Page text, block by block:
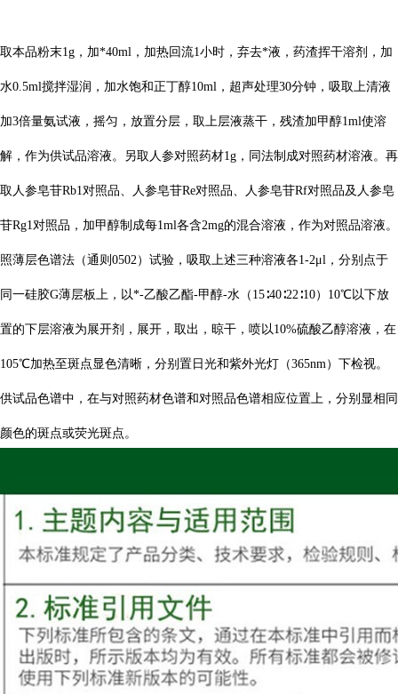
取本品粉末1g，加*40ml，加热回流1小时，弃去*液，药渣挥干溶剂，加
水0.5ml搅拌湿润，加水饱和正丁醇10ml，超声处理30分钟，吸取上清液
加3倍量氨试液，摇匀，放置分层，取上层液蒸干，残渣加甲醇1ml使溶
解，作为供试品溶液。另取人参对照药材1g，同法制成对照药材溶液。再
取人参皂苷Rb1对照品、人参皂苷Re对照品、人参皂苷Rf对照品及人参皂
苷Rg1对照品，加甲醇制成每1ml各含2mg的混合溶液，作为对照品溶液。
照薄层色谱法（通则0502）试验，吸取上述三种溶液各1-2μl，分别点于
同一硅胶G薄层板上，以*-乙酸乙酯-甲醇-水（15∶40∶22∶10）10℃以下放
置的下层溶液为展开剂，展开，取出，晾干，喷以10%硫酸乙醇溶液，在
105℃加热至斑点显色清晰，分别置日光和紫外光灯（365nm）下检视。
供试品色谱中，在与对照药材色谱和对照品色谱相应位置上，分别显相同
颜色的斑点或荧光斑点。